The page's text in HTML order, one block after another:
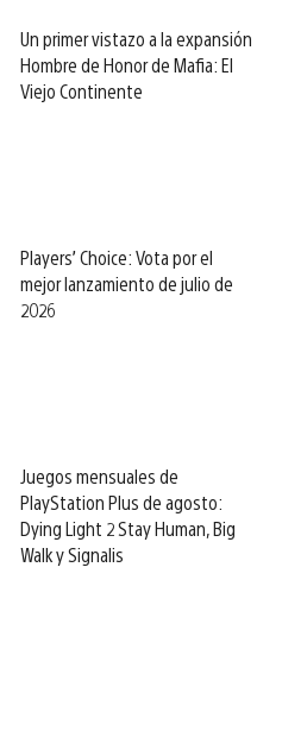
Un primer vistazo a la expansión
Hombre de Honor de Mafia: El
Viejo Continente
Players’ Choice: Vota por el
mejor lanzamiento de julio de
2026
Juegos mensuales de
PlayStation Plus de agosto:
Dying Light 2 Stay Human, Big
Walk y Signalis